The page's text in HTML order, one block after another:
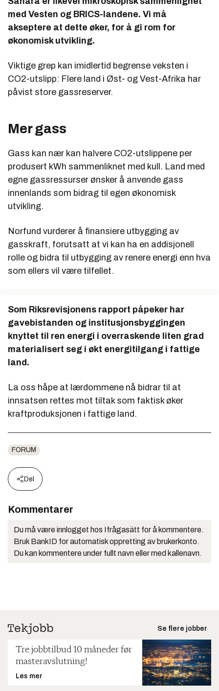
med Vesten og BRICS-landene. Vi må
akseptere at dette øker, for å gi rom for
økonomisk utvikling.
Viktige grep kan imidlertid begrense veksten i
CO2-utslipp: Flere land i Øst- og Vest-Afrika har
påvist store gassreserver.
Mer gass
Gass kan nær kan halvere CO2-utslippene per
produsert kWh sammenliknet med kull. Land med
egne gassressurser ønsker å anvende gass
innenlands som bidrag til egen økonomisk
utvikling.
Norfund vurderer å finansiere utbygging av
gasskraft, forutsatt at vi kan ha en addisjonell
rolle og bidra til utbygging av renere energi enn hva
som ellers vil være tilfellet.
Som Riksrevisjonens rapport påpeker har
gavebistanden og institusjonsbyggingen
knyttet til ren energi i overraskende liten grad
materialisert seg i økt energitilgang i fattige
land.
La oss håpe at lærdommene nå bidrar til at
innsatsen rettes mot tiltak som faktisk øker
kraftproduksjonen i fattige land.
FORUM
Del
Kommentarer
Du må være innlogget hos Ifrågasätt for å kommentere.
Bruk BankID for automatisk oppretting av brukerkonto.
Du kan kommentere under fullt navn eller med kallenavn.
Se flere jobber
Tre jobbtilbud 10 måneder før
masteravslutning!
Les mer